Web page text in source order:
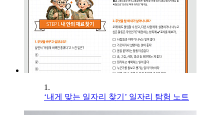
1.
‘내게 맞는 일자리 찾기’ 일자리 탐험 노트